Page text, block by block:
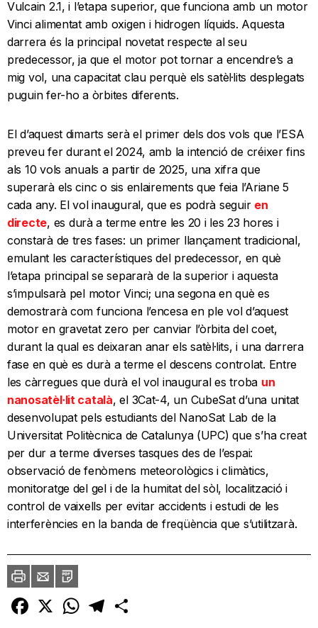
Vulcain 2.1, i l’etapa superior, que funciona amb un motor
Vinci alimentat amb oxigen i hidrogen líquids. Aquesta
darrera és la principal novetat respecte al seu
predecessor, ja que el motor pot tornar a encendre’s a
mig vol, una capacitat clau perquè els satèl·lits desplegats
puguin fer-ho a òrbites diferents.
El d’aquest dimarts serà el primer dels dos vols que l’ESA
preveu fer durant el 2024, amb la intenció de créixer fins
als 10 vols anuals a partir de 2025, una xifra que
superarà els cinc o sis enlairements que feia l’Ariane 5
cada any. El vol inaugural, que es podrà seguir en
directe, es durà a terme entre les 20 i les 23 hores i
constarà de tres fases: un primer llançament tradicional,
emulant les característiques del predecessor, en què
l’etapa principal se separarà de la superior i aquesta
s’impulsarà pel motor Vinci; una segona en què es
demostrarà com funciona l’encesa en ple vol d’aquest
motor en gravetat zero per canviar l’òrbita del coet,
durant la qual es deixaran anar els satèl·lits, i una darrera
fase en què es durà a terme el descens controlat. Entre
les càrregues que durà el vol inaugural es troba un
nanosatèl·lit català, el 3Cat-4, un CubeSat d’una unitat
desenvolupat pels estudiants del NanoSat Lab de la
Universitat Politècnica de Catalunya (UPC) que s’ha creat
per dur a terme diverses tasques des de l’espai:
observació de fenòmens meteorològics i climàtics,
monitoratge del gel i de la humitat del sòl, localització i
control de vaixells per evitar accidents i estudi de les
interferències en la banda de freqüència que s’utilitzarà.
ImprimirEnvia
un
amic
PDF
Facebook
X WhatsAppTelegram